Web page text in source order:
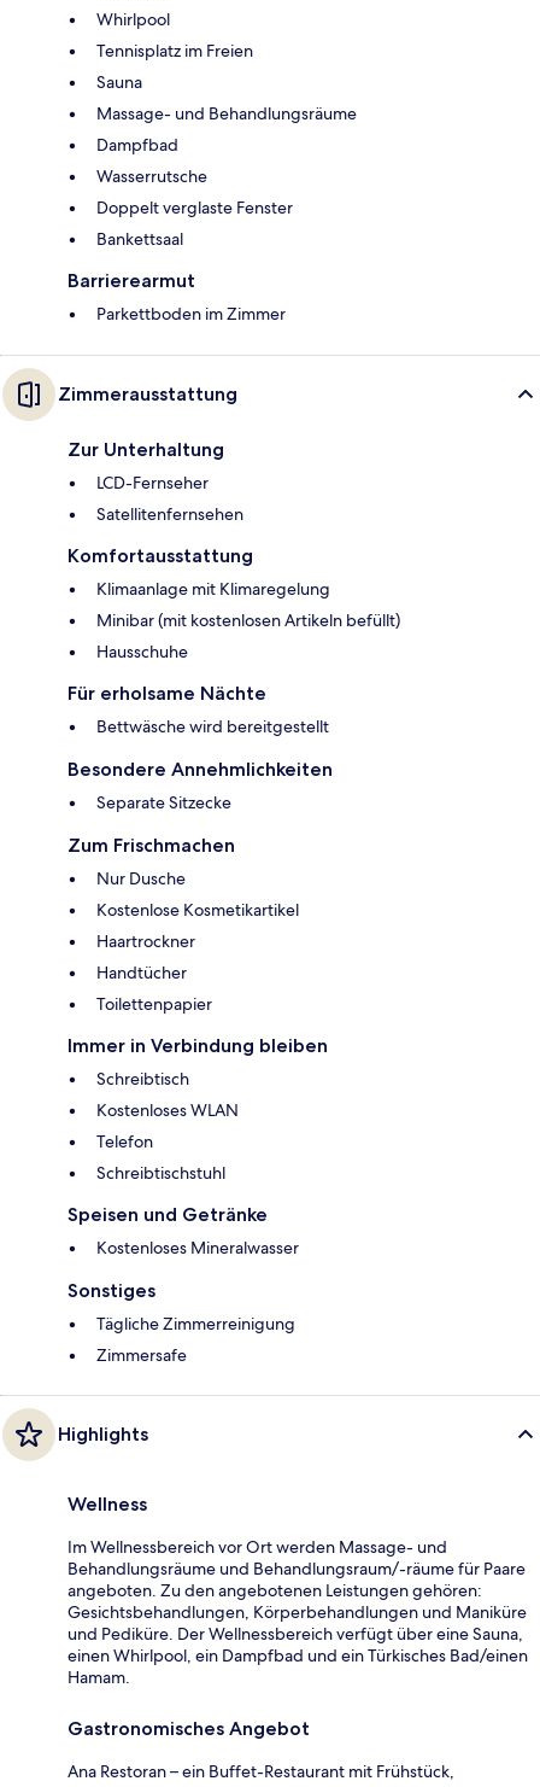
Whirlpool
Tennisplatz im Freien
Sauna
Massage- und Behandlungsräume
Dampfbad
Wasserrutsche
Doppelt verglaste Fenster
Bankettsaal
Barrierearmut
Parkettboden im Zimmer
Zimmerausstattung
Zur Unterhaltung
LCD-Fernseher
Satellitenfernsehen
Komfortausstattung
Klimaanlage mit Klimaregelung
Minibar (mit kostenlosen Artikeln befüllt)
Hausschuhe
Für erholsame Nächte
Bettwäsche wird bereitgestellt
Besondere Annehmlichkeiten
Separate Sitzecke
Zum Frischmachen
Nur Dusche
Kostenlose Kosmetikartikel
Haartrockner
Handtücher
Toilettenpapier
Immer in Verbindung bleiben
Schreibtisch
Kostenloses WLAN
Telefon
Schreibtischstuhl
Speisen und Getränke
Kostenloses Mineralwasser
Sonstiges
Tägliche Zimmerreinigung
Zimmersafe
Highlights
Wellness
Im Wellnessbereich vor Ort werden Massage- und
Behandlungsräume und Behandlungsraum/-räume für Paare
angeboten. Zu den angebotenen Leistungen gehören:
Gesichtsbehandlungen, Körperbehandlungen und Maniküre
und Pediküre. Der Wellnessbereich verfügt über eine Sauna,
einen Whirlpool, ein Dampfbad und ein Türkisches Bad/einen
Hamam.
Gastronomisches Angebot
Ana Restoran – ein Buffet-Restaurant mit Frühstück,